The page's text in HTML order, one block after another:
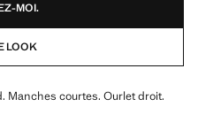
MOI.
LOOK
Manches courtes. Ourlet droit.